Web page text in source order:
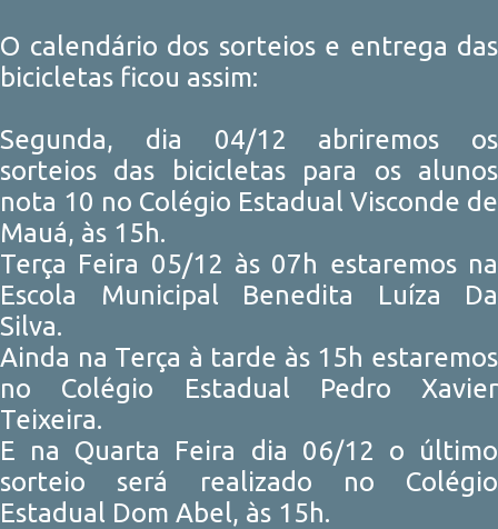
O calendário dos sorteios e entrega das
bicicletas ficou assim:
Segunda, dia 04/12 abriremos os
sorteios das bicicletas para os alunos
nota 10 no Colégio Estadual Visconde de
Mauá, às 15h.
Terça Feira 05/12 às 07h estaremos na
Escola Municipal Benedita Luíza Da
Silva.
Ainda na Terça à tarde às 15h estaremos
no Colégio Estadual Pedro Xavier
Teixeira.
E na Quarta Feira dia 06/12 o último
sorteio será realizado no Colégio
Estadual Dom Abel, às 15h.